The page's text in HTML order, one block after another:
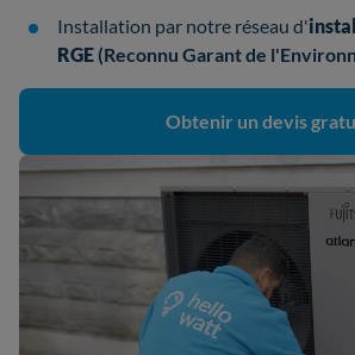
Installation par notre réseau d'
RGE (Reconnu Garant de
Obtenir un devis